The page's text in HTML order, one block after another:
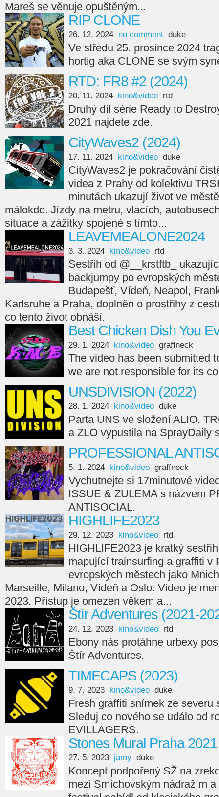
Mareš se věnuje opuštěným...
RIP CLONE
26. 12. 2024 no comment duke
Ve středu 25. prosince 2024
hortig aka CLONE se svým
RTD: FR8 #2 (2024)
20. 11. 2024 kino&video rtd
Druhý díl série Ready to
2021 najdete zde.
CityWaves2 (2024)
17. 11. 2024 kino&video duke
CityWaves2 je pokračování
videa z Prahy od kolektivu
minutách ukazují život ve
málokdo. Jízdy na metru, vlacích,
situace a zážitky spojené s tímto...
LEAVEMEALONE2024
3. 3. 2024 kino&video rtd
Sestřih od @__krstftb_
backjumpy po evropských
Budapešť, Vídeň, Neapol,
Karlsruhe a Praha, doplněn o prostřihy z
co tento život obnáší.
Best Chicken Dish You
29. 1. 2024 kino&video graffneck
The video has been submitted
we are not responsible for its
UNSDIVISION (2022)
28. 1. 2024 kino&video duke
Parta UNS ve složení ALIO,
a ZLO vypustila na SprayDaily
PROFESSIONAL
5. 1. 2024 kino&video graffneck
Vychutnejte si 17minutové
ISSUE & ZULEMA s názvem
ANTISOCIAL.
HIGHLIFE2023
29. 12. 2023 kino&video rtd
HIGHLIFE2023 je kratký
mapující trainsurfing a graffiti v
evropských městech jako
Marseille, Milano, Vídeň a Oslo. Video je
2023. Přístup je omezen věkem a...
Štír Adventures (2021-
24. 12. 2023 kino&video rtd
Ebony nás protáhne urbexy
Štír Adventures.
TIMECAPS (2023)
9. 7. 2023 kino&video duke
Fresh graffiti snímek ze severu
Sleduj co nového se událo od
EVILLAGERS.
Stones Mural Praha 2021
27. 5. 2023 jamy duke
Koncept podpořený SŽ na
mezi Smíchovským nádražím